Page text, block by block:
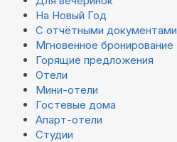
На Новый Год
С отчётными документами
Мгновенное бронирование
Горящие предложения
Отели
Мини-отели
Гостевые дома
Апарт-отели
Студии